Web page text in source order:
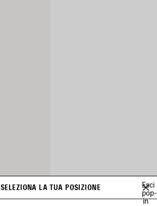
SELEZIONA LA TUA POSIZIONE
Esci
pop-
in